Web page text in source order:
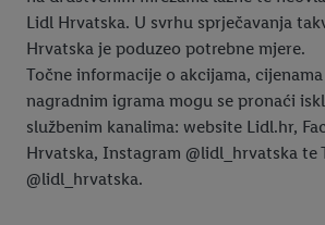
Lidl Hrvatska. U svrhu sprječavanja
Hrvatska je poduzeo potrebne mjere.
Točne informacije o akcijama,
nagradnim igrama mogu se pronaći
službenim kanalima: website Lidl.hr,
Hrvatska, Instagram @lidl_hrvatska te
@lidl_hrvatska.